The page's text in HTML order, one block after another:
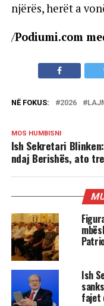
njërës, herët a
/Podiumi.com
NË FOKUS: 2026
MOS HUMBISNI
Ish Sekretari
ndaj Berishës, ato
Ish
fajet